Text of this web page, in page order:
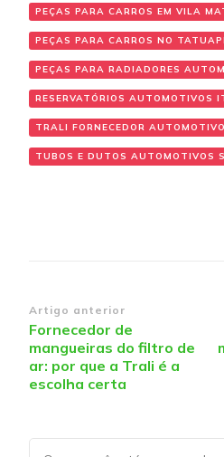
PEÇAS PARA CARROS EM VILA
PEÇAS PARA CARROS NO
PEÇAS PARA RADIADORES
RESERVATÓRIOS AUTOMOTIVOS
TRALI FORNECEDOR AUTOMOTIVO
TUBOS E DUTOS AUTOMOTIVOS
Navegação de
Artigo anterior
Fornecedor de
mangueiras do filtro de
ar: por que a Trali é a
escolha certa